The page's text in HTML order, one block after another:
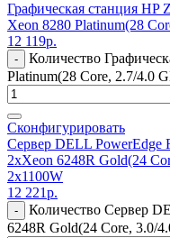
Графическая станция HP
Xeon 8280 Platinum(28
12 119р.
-
Количество
Platinum(28 Core, 2.7/4.0
Сконфигурировать
Сервер DELL PowerEdge
2xXeon 6248R Gold(24
2x1100W
12 221р.
-
Количество Сервер
6248R Gold(24 Core, 3.0/